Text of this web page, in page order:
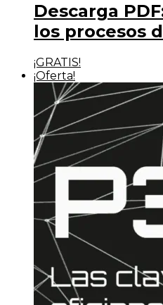
Descarga
los procesos
¡GRATIS!
¡Oferta!